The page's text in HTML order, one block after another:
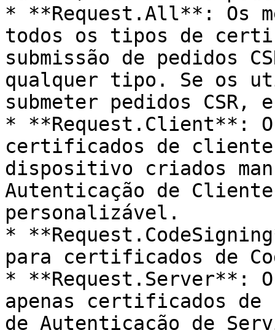
* **Request.All**: Os
todos os tipos de
submissão de pedidos
qualquer tipo. Se os
submeter pedidos
* **Request.Client**:
certificados de
dispositivo criados
Autenticação de
personalizável.
*
para certificados de
* **Request.Server**:
apenas certificados de
de Autenticação de